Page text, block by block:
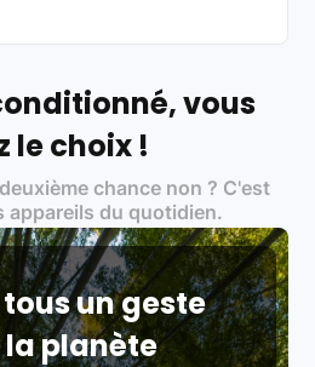
& qualité de nos partenaires
électroniques (DEEE)
vérifiés selon des standards
100 points de contrôle en
RAEE, RoHS, et du
(bonus réparation)
vous
le choix !
chance non ? C'est
appareils du quotidien.
un geste
planète